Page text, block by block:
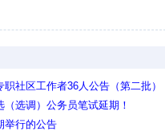
社区工作者36人公告（第二批）
选调）公务员笔试延期！
举行的公告